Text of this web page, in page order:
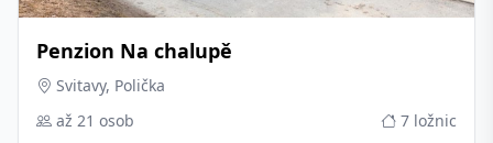
Penzion Na chalupě
Svitavy, Polička
až 21 osob
7 ložnic